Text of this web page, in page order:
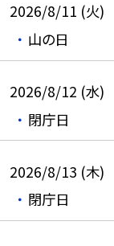
2026/8/11 (火)
山の日
2026/8/12 (水)
閉庁日
2026/8/13 (木)
閉庁日